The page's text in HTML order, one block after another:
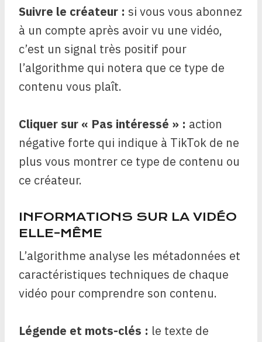
Suivre le créateur : si vous vous abonnez
à un compte après avoir vu une vidéo,
c’est un signal très positif pour
l’algorithme qui notera que ce type de
contenu vous plaît.
Cliquer sur « Pas intéressé » : action
négative forte qui indique à TikTok de ne
plus vous montrer ce type de contenu ou
ce créateur.
INFORMATIONS SUR LA VIDÉO
ELLE-MÊME
L’algorithme analyse les métadonnées et
caractéristiques techniques de chaque
vidéo pour comprendre son contenu.
Légende et mots-clés : le texte de